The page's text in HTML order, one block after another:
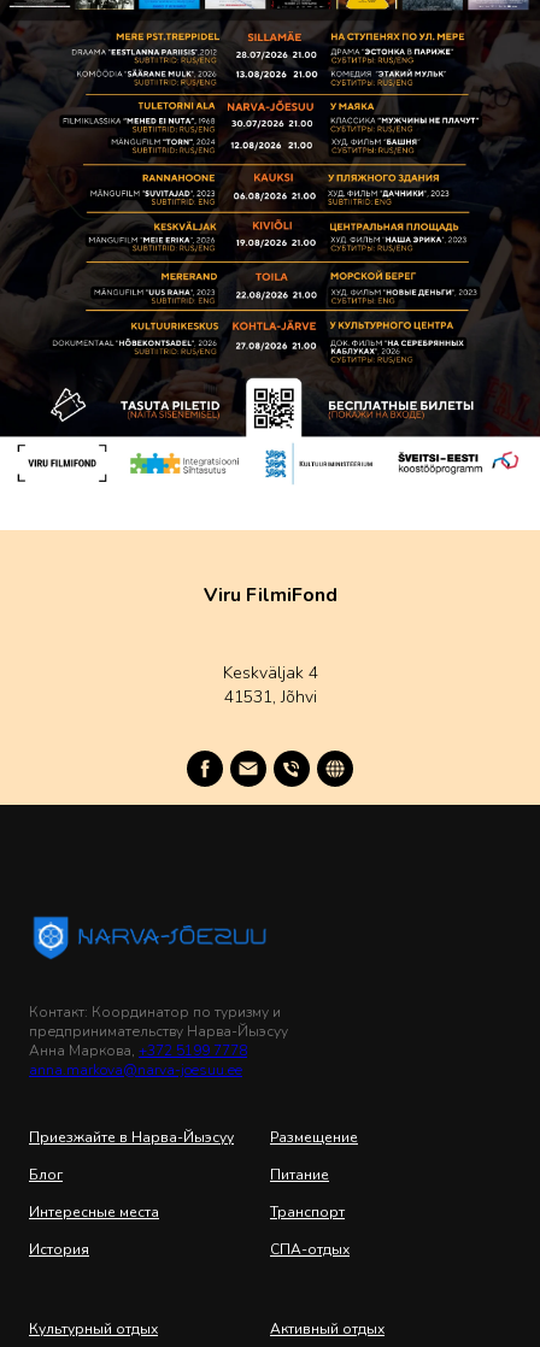
Viru FilmiFond
Keskväljak 4
41531, Jõhvi
Контакт: Координатор по туризму и
предпринимательству Нарва-Йыэсуу
Анна Маркова, +372 5199 7778
anna.markova@narva-joesuu.ee
Приезжайте в Нарва-Йыэсуу
Блог
Интересные места
История
Размещение
Питание
Транспорт
СПА-отдых
Культурный отдых Активный отдых